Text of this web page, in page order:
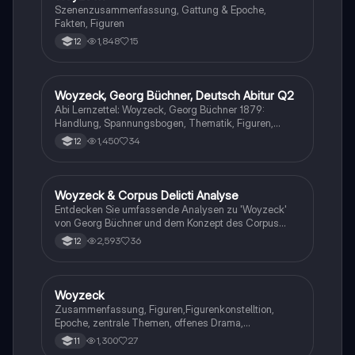
Szenenzusammenfassung, Gattung & Epoche,
Fakten, Figuren
12 1,848 15
Deutsch
Woyzeck, Georg Büchner, Deutsch Abitur Q2
Abi Lernzettel: Woyzeck, Georg Büchner 1879:
Handlung, Spannungsbogen, Thematik, Figuren,
Motive, Leitmotive für Mord an Marie, Sprache&Stil,
Pauperismus, Parallelen zu anderen Werken/Figuren
12 1,450 34
Deutsch
Woyzeck & Corpus Delicti Analyse
Entdecken Sie umfassende Analysen zu 'Woyzeck'
von Georg Büchner und dem Konzept des Corpus
Delicti. Diese Zusammenstellung behandelt
verschiedene Klausurformate, einschließlich
Vorbereitung auf das Abitur 2024.
12 2,593 36
Deutsch
Woyzeck
Zusammenfassung, Figuren,Figurenkonstelltion,
Epoche, zentrale Themen, offenes Drama,
Weltanschauungen
11 1,300 27